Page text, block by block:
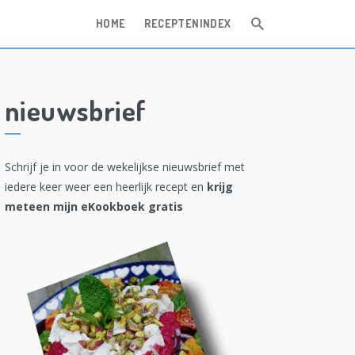
HOME RECEPTENINDEX
nieuwsbrief
Schrijf je in voor de wekelijkse nieuwsbrief met
iedere keer weer een heerlijk recept en krijg
meteen mijn eKookboek gratis